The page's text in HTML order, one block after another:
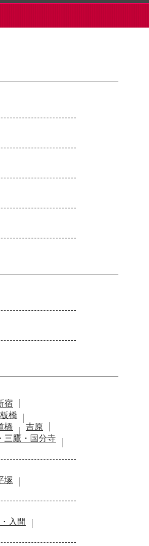
宿
橋
橋
吉原
三鷹・国分寺
塚
入間